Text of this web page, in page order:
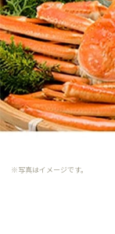
※写真はイメージです。